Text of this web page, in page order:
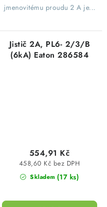
jmenovitému proudu 2 A je...
Jistič 2A, PL6- 2/3/B
(6kA) Eaton 286584
Skladem (17 ks)
458,60 Kč bez DPH
554,91 Kč